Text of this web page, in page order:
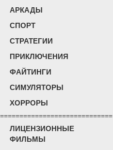
АРКАДЫ
СПОРТ
СТРАТЕГИИ
ПРИКЛЮЧЕНИЯ
ФАЙТИНГИ
СИМУЛЯТОРЫ
ХОРРОРЫ
=============================
ЛИЦЕНЗИОННЫЕ
ФИЛЬМЫ